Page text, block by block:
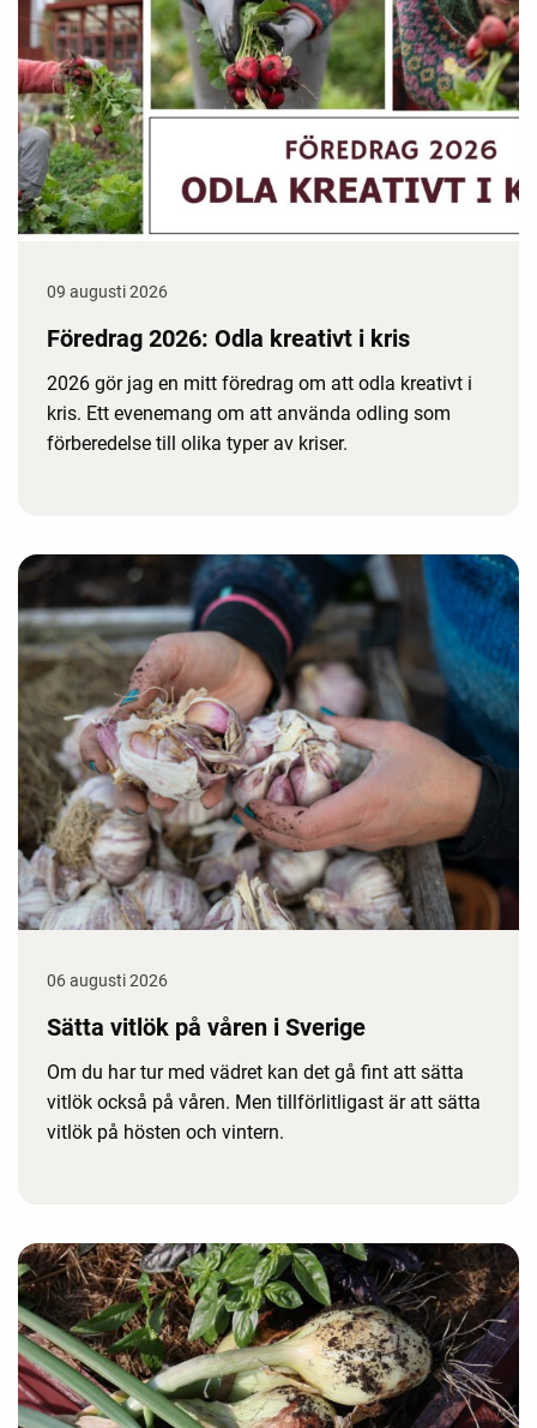
09 augusti 2026
Föredrag 2026: Odla kreativt i kris
2026 gör jag en mitt föredrag om att odla kreativt i
kris. Ett evenemang om att använda odling som
förberedelse till olika typer av kriser.
06 augusti 2026
Sätta vitlök på våren i Sverige
Om du har tur med vädret kan det gå fint att sätta
vitlök också på våren. Men tillförlitligast är att sätta
vitlök på hösten och vintern.